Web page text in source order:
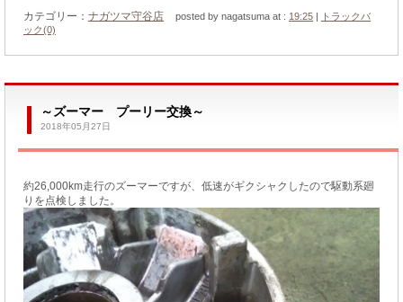
カテゴリー： ナガツマ守谷店 posted by nagatsuma at : 19:25 |
トラックバ
ック(0)
～ズーマー プーリー交換～
2018年05月27日
約26,000km走行のズーマーですが、低速がギクシャクしたので駆動系廻
りを点検しました。